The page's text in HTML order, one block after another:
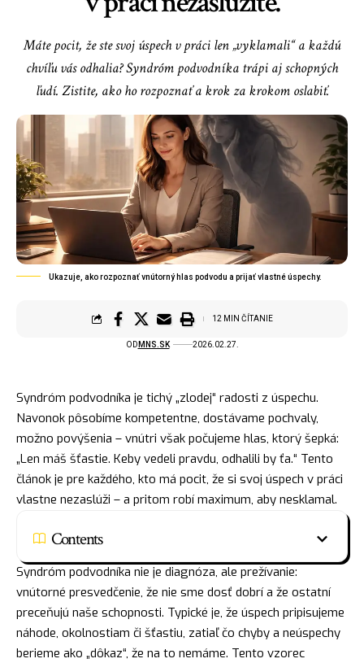
Máte pocit, že ste svoj úspech v práci len „vyklamali“ a každú
chvíľu vás odhalia? Syndróm podvodníka trápi aj schopných
ľudí. Zistite, ako ho rozpoznať a krok za krokom oslabiť.
Ukazuje, ako rozpoznať vnútorný hlas podvodu a prijať vlastné úspechy.
OD MNS.SK 2026.02.27.
12 MIN ČÍTANIE
Syndróm podvodníka je tichý „zlodej“ radosti z úspechu.
Navonok pôsobíme kompetentne, dostávame pochvaly,
možno povýšenia – vnútri však počujeme hlas, ktorý šepká:
„Len máš šťastie. Keby vedeli pravdu, odhalili by ťa.“ Tento
článok je pre každého, kto má pocit, že si svoj úspech v práci
vlastne nezaslúži – a pritom robí maximum, aby nesklamal.
Contents
Syndróm podvodníka nie je diagnóza, ale prežívanie:
vnútorné presvedčenie, že nie sme dosť dobrí a že ostatní
preceňujú naše schopnosti. Typické je, že úspech pripisujeme
náhode, okolnostiam či šťastiu, zatiaľ čo chyby a neúspechy
berieme ako „dôkaz“, že na to nemáme. Tento vzorec